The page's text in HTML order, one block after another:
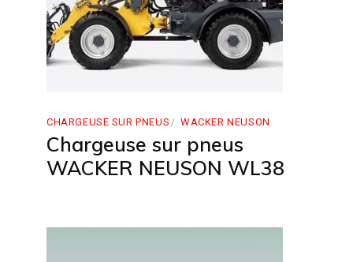
CHARGEUSE SUR PNEUS WACKER NEUSON
Chargeuse sur pneus
WACKER NEUSON WL38